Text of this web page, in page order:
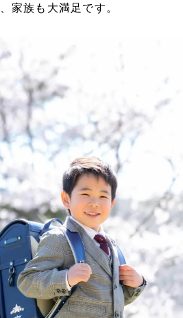
家族も大満足です。